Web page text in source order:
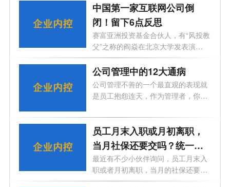
中国第一家互联网公司倒
闭！留下6点反思
赛富亚洲投资基金合伙人，有“风投教
父”之称的阎焱在北京大学发表演
讲，...
公司管理中的12大通病
公司管理不善的一个最直观的表现就
是员工抱怨连天，作为管理者，你要
员工月末入职或月初离职，
当月社保还要交吗？统一回
复！
最近有不少小伙伴询问，员工月末入
职或者月初离职，当月的社保还要为
其缴...